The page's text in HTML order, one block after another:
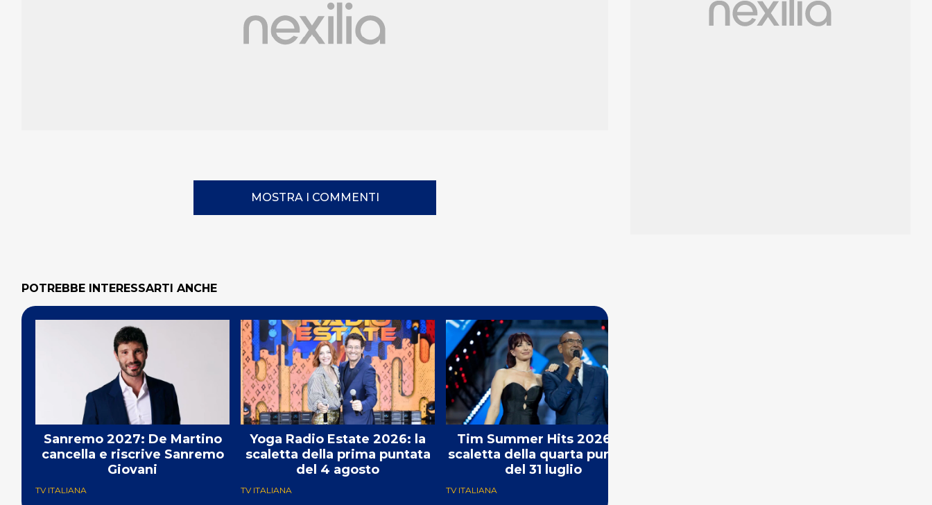
MOSTRA I COMMENTI
POTREBBE INTERESSARTI ANCHE
Sanremo 2027: De Martino
cancella e riscrive Sanremo
Giovani
TV ITALIANA
Yoga Radio Estate 2026: la
scaletta della prima puntata
del 4 agosto
TV ITALIANA
Tim Summer Hits 2026: la
scaletta della quarta puntata
del 31 luglio
TV ITALIANA